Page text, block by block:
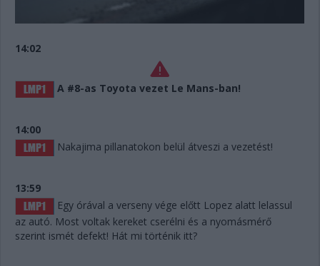
14:02
A #8-as Toyota vezet Le Mans-ban!
14:00
Nakajima pillanatokon belül átveszi a vezetést!
13:59
Egy órával a verseny vége előtt Lopez alatt lelassul
az autó. Most voltak kereket cserélni és a nyomásmérő
szerint ismét defekt! Hát mi történik itt?